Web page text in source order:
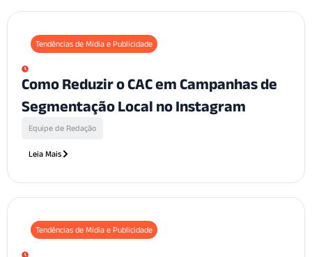
Tendências de Mídia e Publicidade
Como Reduzir o CAC em Campanhas de
Segmentação Local no Instagram
Equipe de Redação
Leia Mais
Tendências de Mídia e Publicidade